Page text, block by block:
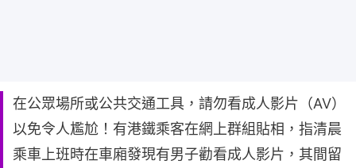
在公眾場所或公共交通工具，請勿看成人影片（AV）
以免令人尷尬！有港鐵乘客在網上群組貼相，指清晨
乘車上班時在車廂發現有男子勸看成人影片，其間留